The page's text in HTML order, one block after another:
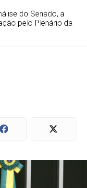
do Senado, a
pelo Plenário da